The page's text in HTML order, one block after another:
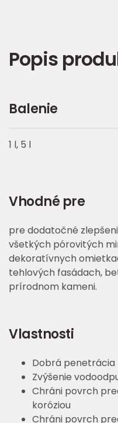
Popis
Balenie
1 l, 5 l
Vhodné pre
pre dodatočné
všetkých pórovitých
dekoratívnych
tehlových fasádach,
prírodnom kameni.
Vlastnosti
Dobrá penetrácia
Zvýšenie
Chráni povrch
koróziou
Chráni povrch